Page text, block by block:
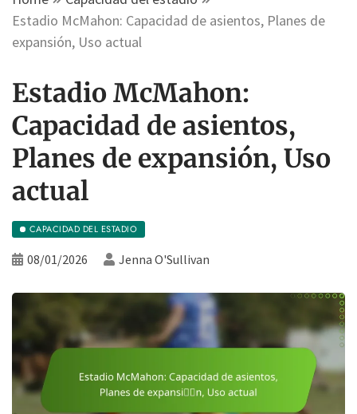
Estadio McMahon: Capacidad de asientos, Planes de
expansión, Uso actual
Estadio McMahon:
Capacidad de asientos,
Planes de expansión, Uso
actual
CAPACIDAD DEL ESTADIO
08/01/2026 Jenna O'Sullivan